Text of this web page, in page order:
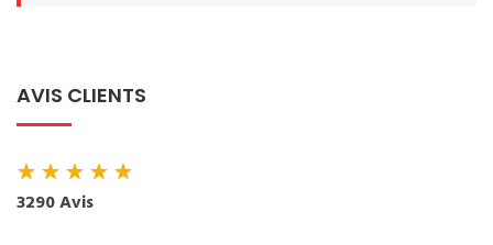
AVIS CLIENTS
★★★★★
3290 Avis